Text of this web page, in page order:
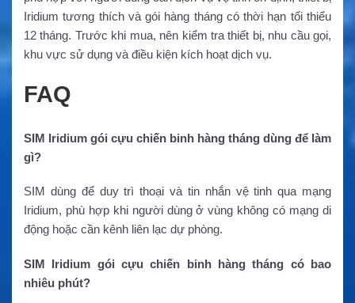
Iridium tương thích và gói hàng tháng có thời hạn tối thiểu
12 tháng. Trước khi mua, nên kiểm tra thiết bị, nhu cầu gọi,
khu vực sử dụng và điều kiện kích hoạt dịch vụ.
FAQ
SIM Iridium gói cựu chiến binh hàng tháng dùng để làm
gì?
SIM dùng để duy trì thoại và tin nhắn vệ tinh qua mạng
Iridium, phù hợp khi người dùng ở vùng không có mạng di
động hoặc cần kênh liên lạc dự phòng.
SIM Iridium gói cựu chiến binh hàng tháng có bao
nhiêu phút?